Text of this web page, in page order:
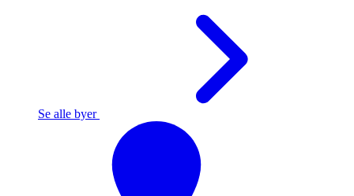
Se alle byer